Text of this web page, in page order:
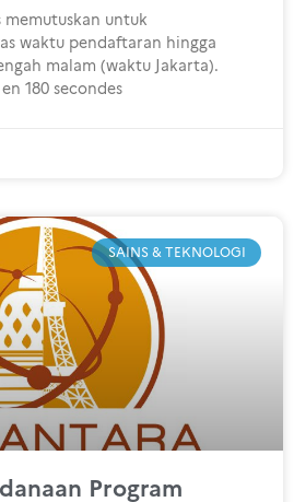
memutuskan untuk
waktu pendaftaran hingga
malam (waktu Jakarta).
180 secondes
SAINS & TEKNOLOGI
Program